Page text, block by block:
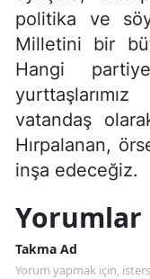
politika ve
Milletini bir
Hangi
vatandaş
Hırpalanan,
inşa edeceğiz.
Yorumlar
Takma Ad
Yorum yapmak için,